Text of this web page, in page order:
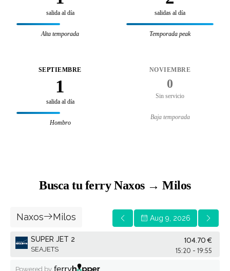
salida al día
Alta temporada
salidas al día
Temporada peak
SEPTIEMBRE
1
salida al día
Hombro
NOVIEMBRE
0
Sin servicio
Baja temporada
Busca tu ferry Naxos → Milos